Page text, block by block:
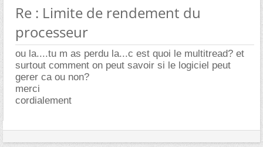
Re : Limite de rendement du
processeur
ou la....tu m as perdu la...c est quoi le multitread? et
surtout comment on peut savoir si le logiciel peut
gerer ca ou non?
merci
cordialement